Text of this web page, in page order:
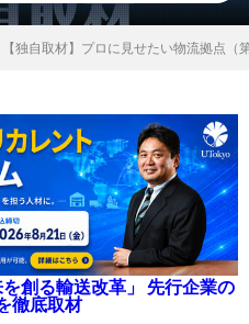
【独自取材】プロに見せたい物流拠点
創る輸送改革」 先行企業の
徹底取材